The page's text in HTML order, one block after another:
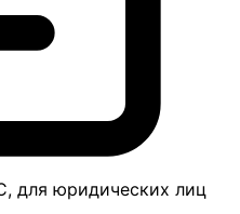
для юридических лиц